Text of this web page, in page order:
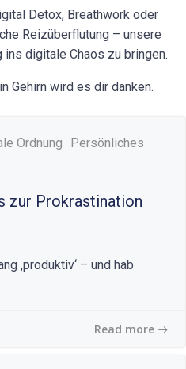
Detox, Breathwork oder
Reizüberflutung – unsere
ins digitale Chaos zu bringen.
Gehirn wird es dir danken.
Ordnung
Persönliches
zur Prokrastination
‚produktiv‘ – und hab
Read more